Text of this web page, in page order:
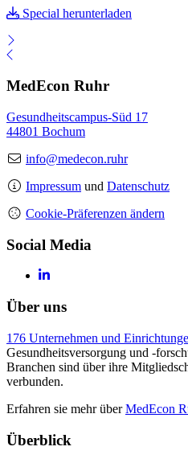
Special herunterladen
MedEcon Ruhr
Gesundheitscampus-Süd 17
44801 Bochum
info@medecon.ruhr
Impressum und Datenschutz
Cookie-Präferenzen ändern
Social Media
Über uns
176 Unternehmen und
Gesundheitsversorgung und -
Branchen sind über ihre
verbunden.
Erfahren sie mehr überMedEcon
Überblick